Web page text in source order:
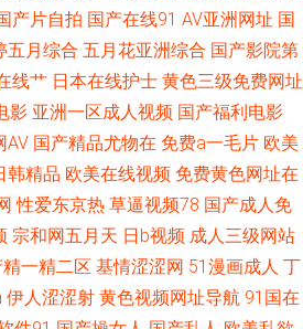
综合色 91看黄下 成人区精品 中文日韩在线播
肏屄 亚洲色第一页 久久高潮 日韩综合视频专
区 www色一区二区 性爱实操 不卡另类 久久日
看 东京热蜜桃网 91九色TS丰满人妖 最新先锋
天堂日日干 福利秒拍91 色情五月 91成人看片
级S片 宅女寂寞影院 91综合探花 后入高跟国产
产片自拍 国产在线91 AV亚洲网址 国
五月综合 五月花亚洲综合 国产影院第
线艹 日本在线护士 黄色三级免费网址
影 亚洲一区成人视频 国产福利电影
AV 国产精品尤物在 免费a一毛片 欧美
韩精品 欧美在线视频 免费黄色网址在
性爱东京热 草逼视频78 国产成人免
宗和网五月天 日b视频 成人三级网站
一精二区 基情涩涩网 51漫画成人 丁
伊人涩涩射 黄色视频网址导航 91国在